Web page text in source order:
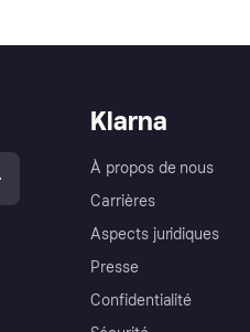
Klarna
À propos de nous
Carrières
Aspects juridiques
Presse
Confidentialité